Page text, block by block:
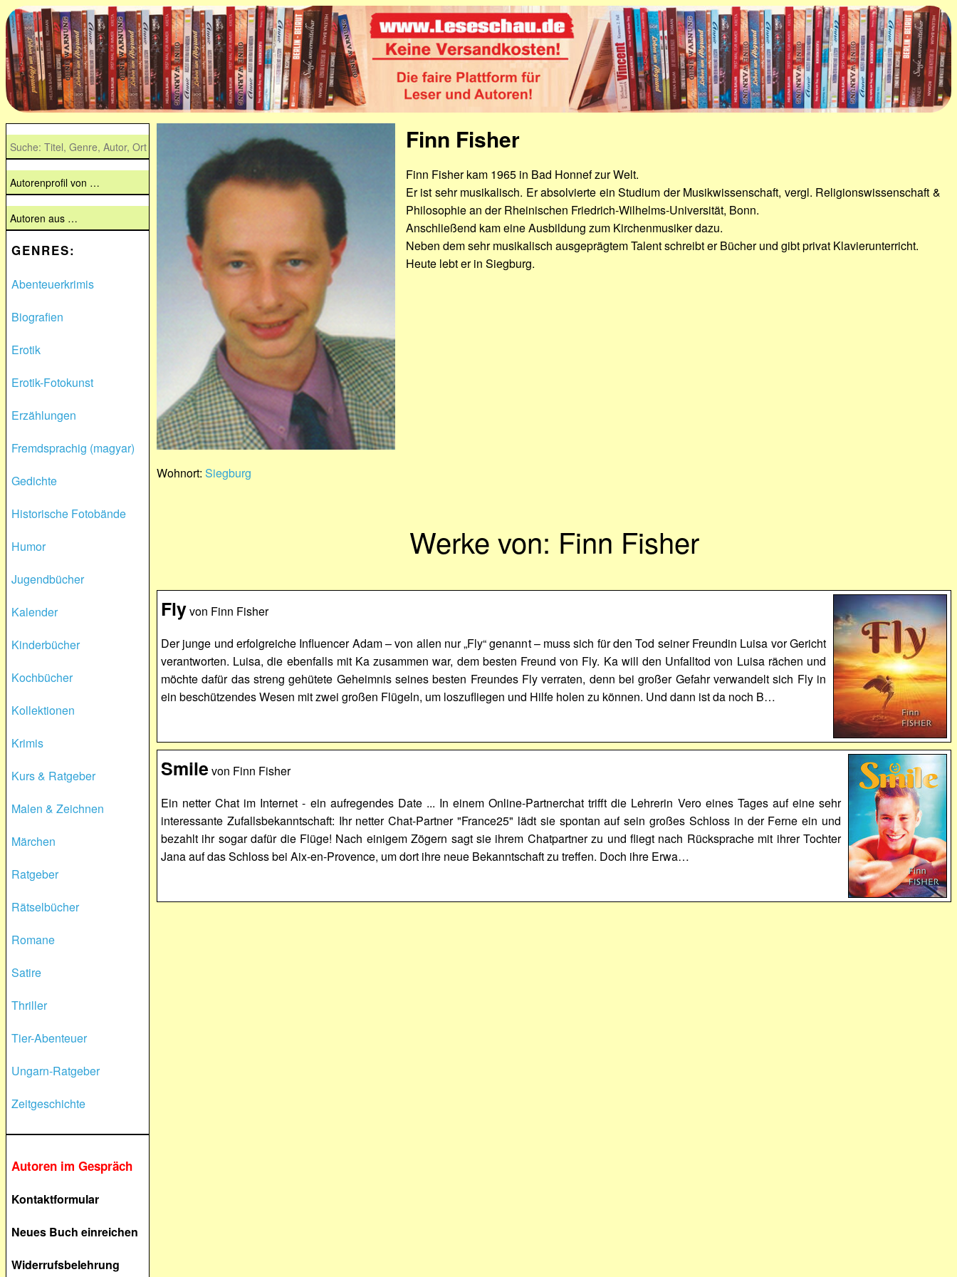
GENRES:
Abenteuerkrimis
Biografien
Erotik
Erotik-Fotokunst
Erzählungen
Fremdsprachig (magyar)
Gedichte
Historische Fotobände
Humor
Jugendbücher
Kalender
Kinderbücher
Kochbücher
Kollektionen
Krimis
Kurs & Ratgeber
Malen & Zeichnen
Märchen
Ratgeber
Rätselbücher
Romane
Satire
Thriller
Tier-Abenteuer
Ungarn-Ratgeber
Zeitgeschichte
Autoren im Gespräch
Kontaktformular
Neues Buch einreichen
Widerrufsbelehrung
Wohnort: Siegburg
Finn Fisher
Finn Fisher kam 1965 in Bad Honnef zur Welt.
Er ist sehr musikalisch. Er absolvierte ein Studium der Musikwissenschaft, vergl. Religionswissenschaft &
Philosophie an der Rheinischen Friedrich-Wilhelms-Universität, Bonn.
Anschließend kam eine Ausbildung zum Kirchenmusiker dazu.
Neben dem sehr musikalisch ausgeprägtem Talent schreibt er Bücher und gibt privat Klavierunterricht.
Heute lebt er in Siegburg.
Werke von: Finn Fisher
Flyvon Finn Fisher
Der junge und erfolgreiche Influencer Adam – von allen nur „Fly“ genannt – muss sich für den Tod seiner Freundin Luisa vor Gericht
verantworten. Luisa, die ebenfalls mit Ka zusammen war, dem besten Freund von Fly. Ka will den Unfalltod von Luisa rächen und
möchte dafür das streng gehütete Geheimnis seines besten Freundes Fly verraten, denn bei großer Gefahr verwandelt sich Fly in
ein beschützendes Wesen mit zwei großen Flügeln, um loszufliegen und Hilfe holen zu können. Und dann ist da noch B…
Smile von Finn Fisher
Ein netter Chat im Internet - ein aufregendes Date ... In einem Online-Partnerchat trifft die Lehrerin Vero eines Tages auf eine sehr
interessante Zufallsbekanntschaft: Ihr netter Chat-Partner "France25" lädt sie spontan auf sein großes Schloss in der Ferne ein und
bezahlt ihr sogar dafür die Flüge! Nach einigem Zögern sagt sie ihrem Chatpartner zu und fliegt nach Rücksprache mit ihrer Tochter
Jana auf das Schloss bei Aix-en-Provence, um dort ihre neue Bekanntschaft zu treffen. Doch ihre Erwa…